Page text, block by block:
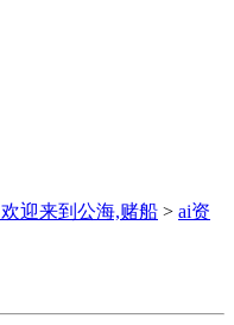
欢迎来到公海,赌船 > ai资